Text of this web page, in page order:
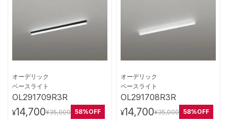
オーデリック
ベースライト
OL291709R3R
¥14,700¥35,000 58%OFF
オーデリック
ベースライト
OL291708R3R
¥14,700¥35,000 58%OFF